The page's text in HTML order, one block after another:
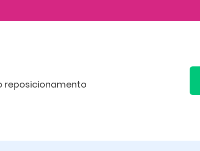
reposicionamento